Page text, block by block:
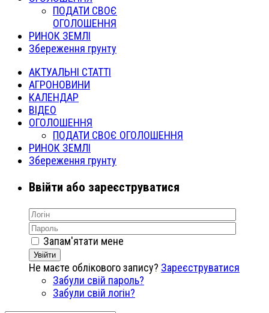
ПОДАТИ СВОЄ
ОГОЛОШЕННЯ
РИНОК ЗЕМЛІ
Збереження грунту
АКТУАЛЬНІ СТАТТІ
АГРОНОВИНИ
КАЛЕНДАР
ВІДЕО
ОГОЛОШЕННЯ
ПОДАТИ СВОЄ ОГОЛОШЕННЯ
РИНОК ЗЕМЛІ
Збереження грунту
Ввійти або зареєструватися
Запам'ятати мене
Увійти
Не маєте облікового запису? Зареєструватися
Забули свій пароль?
Забули свій логін?